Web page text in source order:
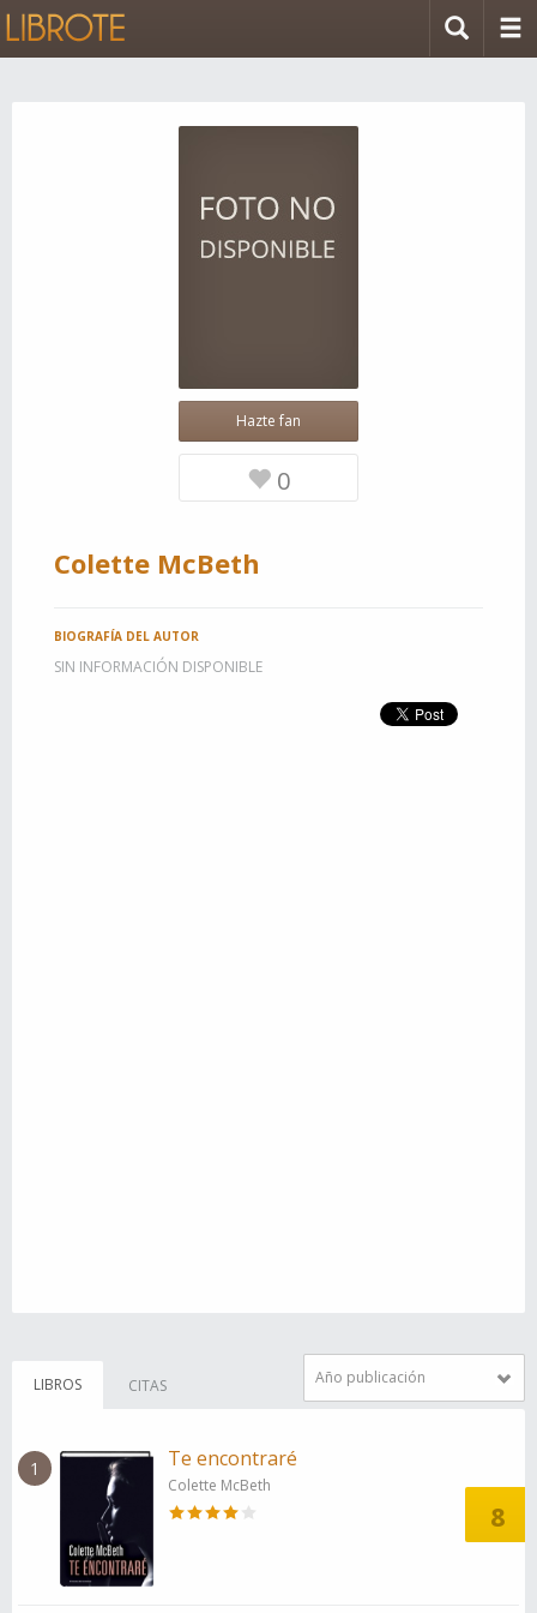
Hazte fan
0
Colette McBeth
BIOGRAFÍA DEL AUTOR
SIN INFORMACIÓN DISPONIBLE
LIBROS CITAS Año publicación
1 Te encontraré
Colette McBeth
8